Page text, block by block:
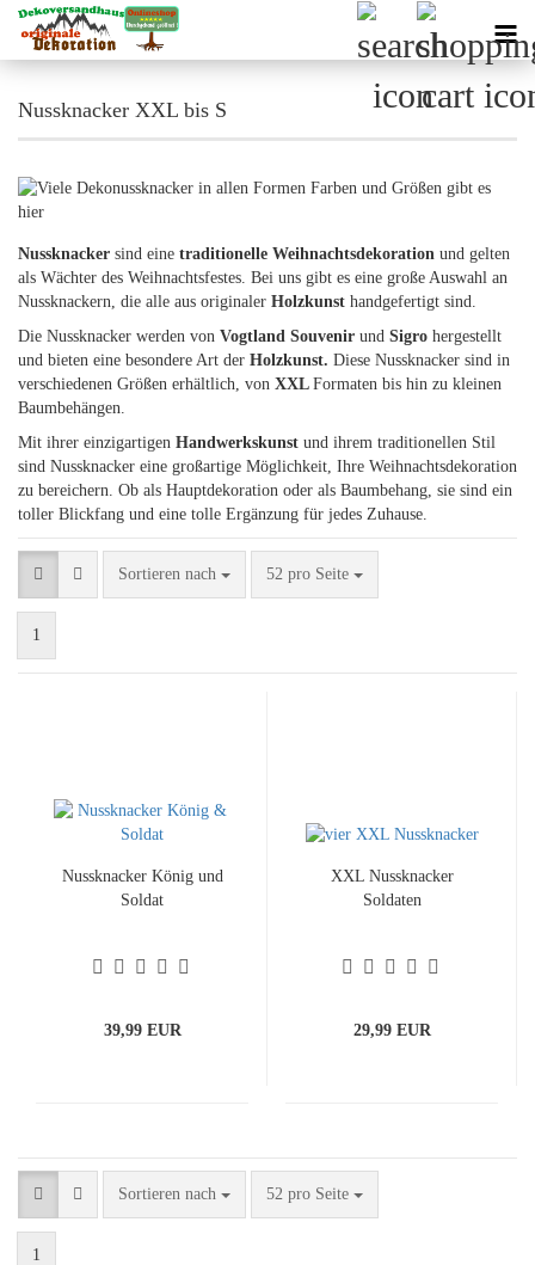
Nussknacker XXL bis S
Nussknacker sind eine traditionelle Weihnachtsdekoration und gelten
als Wächter des Weihnachtsfestes. Bei uns gibt es eine große Auswahl an
Nussknackern, die alle aus originaler Holzkunst handgefertigt sind.
Die Nussknacker werden von Vogtland Souvenir und Sigro hergestellt
und bieten eine besondere Art der Holzkunst. Diese Nussknacker sind in
verschiedenen Größen erhältlich, von XXL Formaten bis hin zu kleinen
Baumbehängen.
Mit ihrer einzigartigen Handwerkskunst und ihrem traditionellen Stil
sind Nussknacker eine großartige Möglichkeit, Ihre Weihnachtsdekoration
zu bereichern. Ob als Hauptdekoration oder als Baumbehang, sie sind ein
toller Blickfang und eine tolle Ergänzung für jedes Zuhause.
Sortieren nach
Sortieren nach 52 pro Seite
pro Seite
1
Nussknacker König und
Soldat
39,99 EUR
XXL Nussknacker
Soldaten
29,99 EUR
Sortieren nach
Sortieren nach 52 pro Seite
pro Seite
1